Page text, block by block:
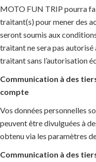
MOTO FUN TRIP pourra
traitant(s) pour mener des
seront soumis aux
traitant ne sera pas autorisé
traitant sans l’autorisation
Communication à des
compte
Vos données personnelles
peuvent être divulguées à
obtenu via les paramètres
Communication à des